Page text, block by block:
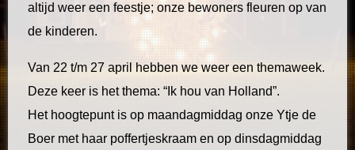
altijd weer een feestje; onze bewoners fleuren op van
de kinderen.
Van 22 t/m 27 april hebben we weer een themaweek.
Deze keer is het thema: “Ik hou van Holland”.
Het hoogtepunt is op maandagmiddag onze Ytje de
Boer met haar poffertjeskraam en op dinsdagmiddag